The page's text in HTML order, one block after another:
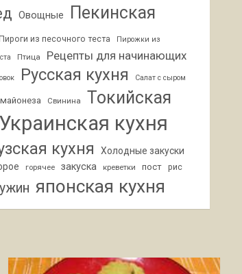
Овощные
Пекинская
Пироги из песочного теста
Пирожки из
Птица Рецепты для начинающих
Русская кухня Салат с сыром
Свинина
Токийская
Украинская кухня
кухня Холодные закуски
горячее закуска креветки пост рис
ужин японская кухня